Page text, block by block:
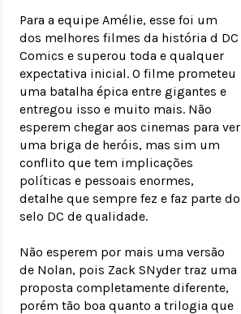
Para a equipe Amélie, esse foi um
dos melhores filmes da história d DC
Comics e superou toda e qualquer
expectativa inicial. O filme prometeu
uma batalha épica entre gigantes e
entregou isso e muito mais. Não
esperem chegar aos cinemas para ver
uma briga de heróis, mas sim um
conflito que tem implicações
políticas e pessoais enormes,
detalhe que sempre fez e faz parte do
selo DC de qualidade.
Não esperem por mais uma versão
de Nolan, pois Zack SNyder traz uma
proposta completamente diferente,
porém tão boa quanto a trilogia que